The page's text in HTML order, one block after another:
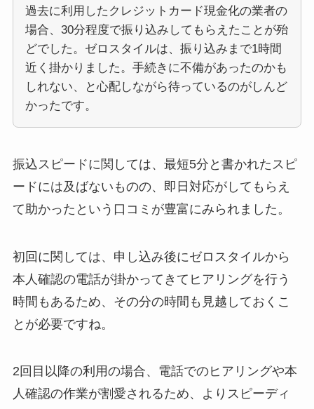
過去に利用したクレジットカード現金化の業者の
場合、30分程度で振り込みしてもらえたことが殆
どでした。ゼロスタイルは、振り込みまで1時間
近く掛かりました。手続きに不備があったのかも
しれない、と心配しながら待っているのがしんど
かったです。
振込スピードに関しては、最短5分と書かれたスピ
ードには及ばないものの、即日対応がしてもらえ
て助かったという口コミが豊富にみられました。
初回に関しては、申し込み後にゼロスタイルから
本人確認の電話が掛かってきてヒアリングを行う
時間もあるため、その分の時間も見越しておくこ
とが必要ですね。
2回目以降の利用の場合、電話でのヒアリングや本
人確認の作業が割愛されるため、よりスピーディ